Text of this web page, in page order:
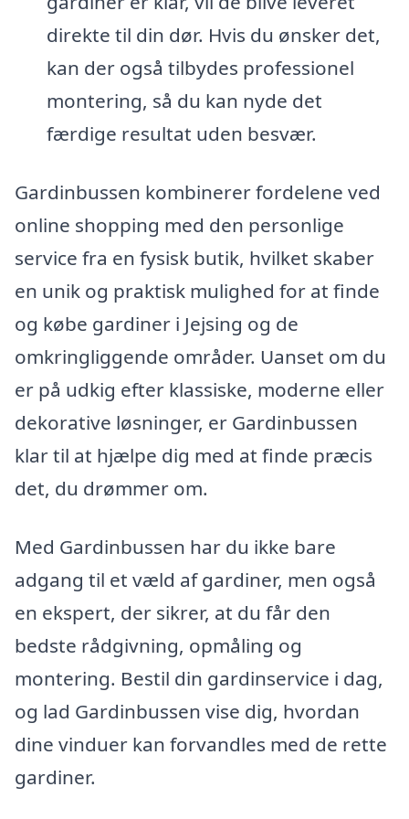
direkte til din dør. Hvis du ønsker det,
kan der også tilbydes professionel
montering, så du kan nyde det
færdige resultat uden besvær.
Gardinbussen kombinerer fordelene ved
online shopping med den personlige
service fra en fysisk butik, hvilket skaber
en unik og praktisk mulighed for at finde
og købe gardiner i Jejsing og de
omkringliggende områder. Uanset om du
er på udkig efter klassiske, moderne eller
dekorative løsninger, er Gardinbussen
klar til at hjælpe dig med at finde præcis
det, du drømmer om.
Med Gardinbussen har du ikke bare
adgang til et væld af gardiner, men også
en ekspert, der sikrer, at du får den
bedste rådgivning, opmåling og
montering. Bestil din gardinservice i dag,
og lad Gardinbussen vise dig, hvordan
dine vinduer kan forvandles med de rette
gardiner.